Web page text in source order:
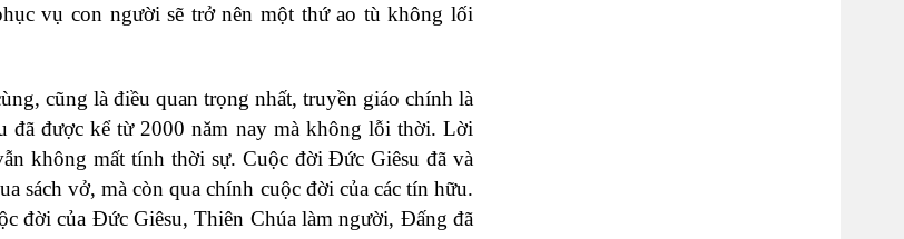
vụ con người sẽ trở nên một thứ ao tù không lối
cũng là điều quan trọng nhất, truyền giáo chính là
đã được kể từ 2000 năm nay mà không lỗi thời. Lời
không mất tính thời sự. Cuộc đời Đức Giêsu đã và
sách vở, mà còn qua chính cuộc đời của các tín hữu.
đời của Đức Giêsu, Thiên Chúa làm người, Đấng đã